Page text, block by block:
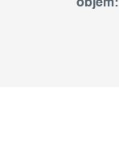
objem: